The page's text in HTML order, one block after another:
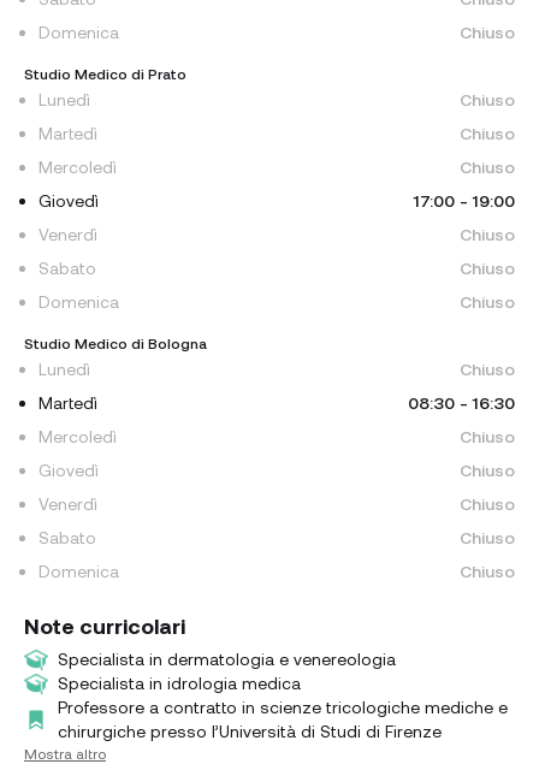
Domenica
Chiuso
Studio Medico di Prato
Lunedì
Chiuso
Martedì
Chiuso
Mercoledì
Chiuso
Giovedì
17:00 - 19:00
Venerdì
Chiuso
Sabato
Chiuso
Domenica
Chiuso
Studio Medico di Bologna
Lunedì
Chiuso
Martedì
08:30 - 16:30
Mercoledì
Chiuso
Giovedì
Chiuso
Venerdì
Chiuso
Sabato
Chiuso
Domenica
Chiuso
Note curricolari
Specialista in dermatologia e venereologia
Specialista in idrologia medica
Professore a contratto in scienze tricologiche mediche e
chirurgiche presso l’Università di Studi di Firenze
Mostra altro